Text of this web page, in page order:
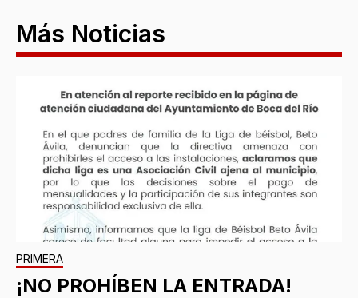
Más Noticias
PRIMERA
¡NO PROHÍBEN LA ENTRADA!